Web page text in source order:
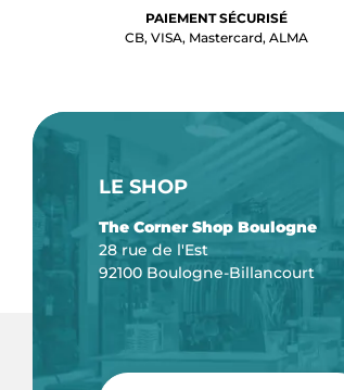
PAIEMENT SÉCURISÉ
CB, VISA, Mastercard, ALMA
LE SHOP
The Corner Shop Boulogne
28 rue de l'Est
92100 Boulogne-Billancourt